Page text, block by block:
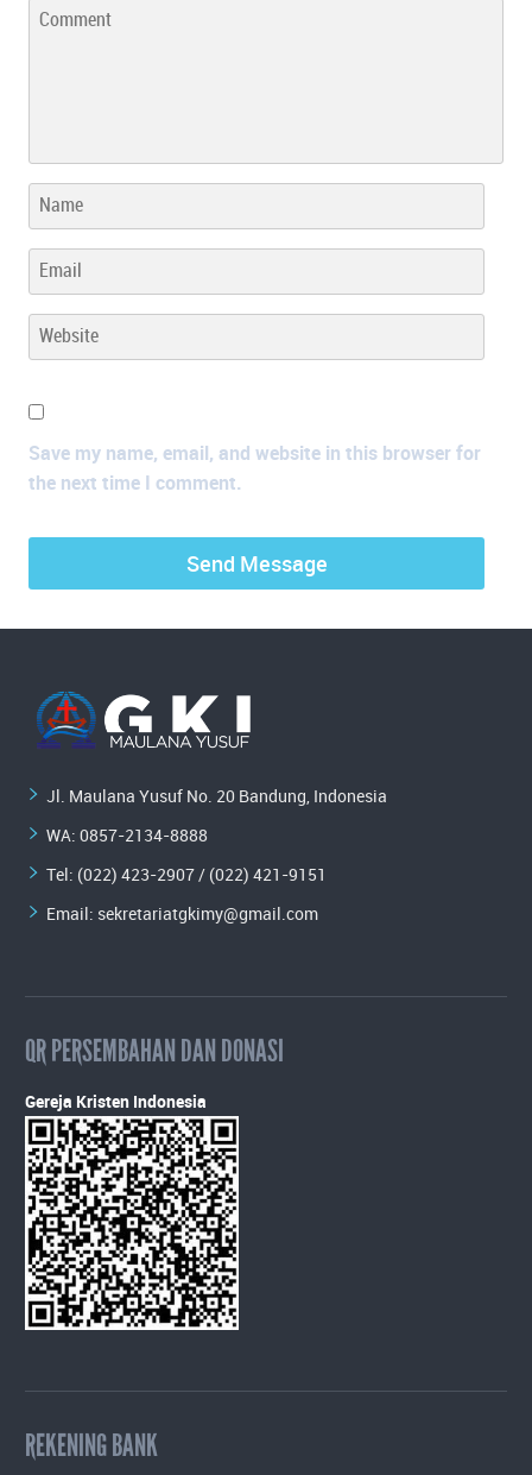
Save my name, email, and website in this browser for
the next time I comment.
Jl. Maulana Yusuf No. 20 Bandung, Indonesia
WA: 0857-2134-8888
Tel: (022) 423-2907 / (022) 421-9151
Email: sekretariatgkimy@gmail.com
QR PERSEMBAHAN DAN DONASI
Gereja Kristen Indonesia
REKENING BANK